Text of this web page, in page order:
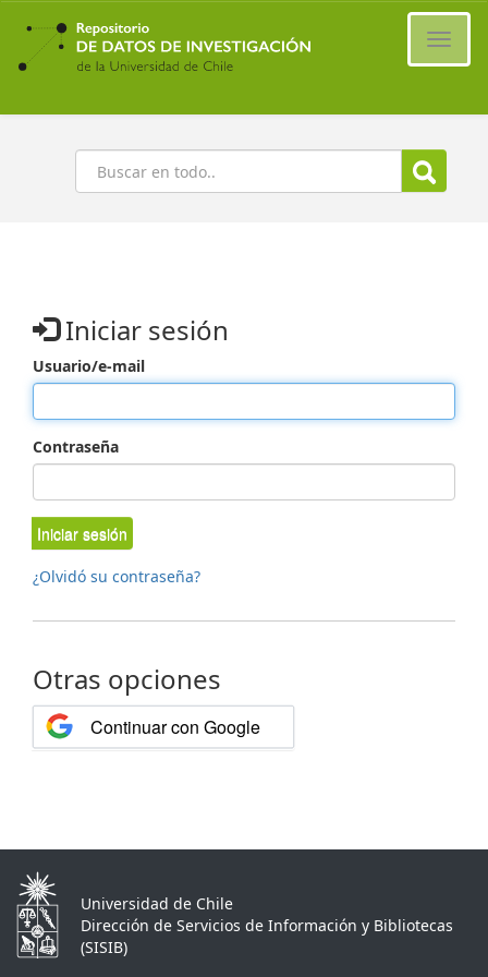
Ir
contenido
principal
Buscar
Iniciar sesión
Usuario/e-mail
Contraseña
Iniciar sesión
¿Olvidó su contraseña?
Otras opciones
Continuar con Google
Universidad de Chile
Dirección de Servicios de Información y Bibliotecas
(SISIB)